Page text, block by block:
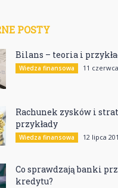
POSTY
Bilans – teoria i
Wiedza finansowa 11
Rachunek zysków i
przykłady
Wiedza finansowa 12 lipca
Co sprawdzają banki
kredytu?